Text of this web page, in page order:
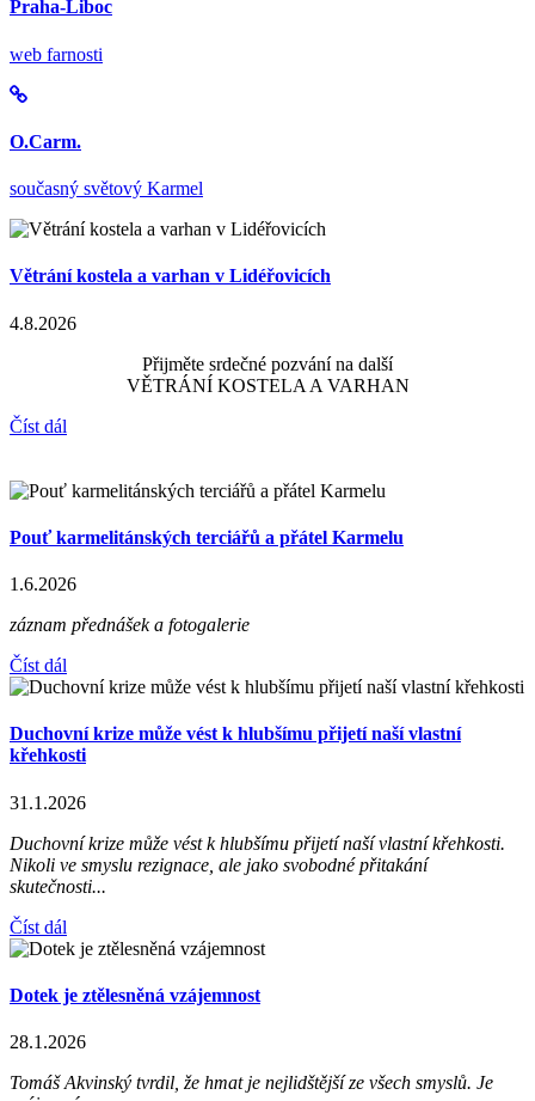
Praha-Liboc
web farnosti
O.Carm.
současný světový Karmel
Větrání kostela a varhan v Lidéřovicích
4.8.2026
Přijměte srdečné pozvání na další
VĚTRÁNÍ KOSTELA A VARHAN
Číst dál
Pouť karmelitánských terciářů a přátel Karmelu
1.6.2026
záznam přednášek a fotogalerie
Číst dál
Duchovní krize může vést k hlubšímu přijetí naší vlastní
křehkosti
31.1.2026
Duchovní krize může vést k hlubšímu přijetí naší vlastní křehkosti.
Nikoli ve smyslu rezignace, ale jako svobodné přitakání
skutečnosti...
Číst dál
Dotek je ztělesněná vzájemnost
28.1.2026
Tomáš Akvinský tvrdil, že hmat je nejlidštější ze všech smyslů. Je